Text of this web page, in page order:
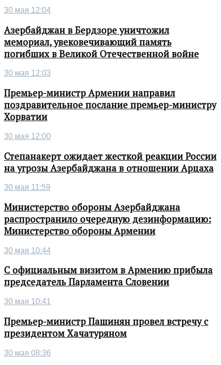
30 мая 12:04
Азербайджан в Бердзоре уничтожил
мемориал, увековечивающий память
погибших в Великой Отечественной войне
30 мая 12:03
Премьер-министр Армении направил
поздравительное послание премьер-министру
Хорватии
30 мая 12:00
Степанакерт ожидает жесткой реакции России
на угрозы Азербайджана в отношении Арцаха
30 мая 11:59
Министерство обороны Азербайджана
распространило очередную дезинформацию:
Министерство обороны Армении
30 мая 10:44
С официальным визитом в Армению прибыла
председатель Парламента Словении
30 мая 10:41
Премьер-министр Пашинян провел встречу с
президентом Хачатуряном
30 мая 08:36